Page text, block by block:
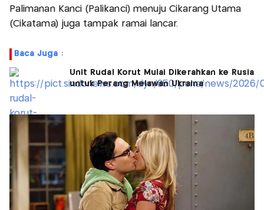
Palimanan Kanci (Palikanci) menuju Cikarang Utama
(Cikatama) juga tampak ramai lancar.
Baca Juga :
Unit Rudal Korut Mulai Dikerahkan ke Rusia
untuk Perang Melawan Ukraina